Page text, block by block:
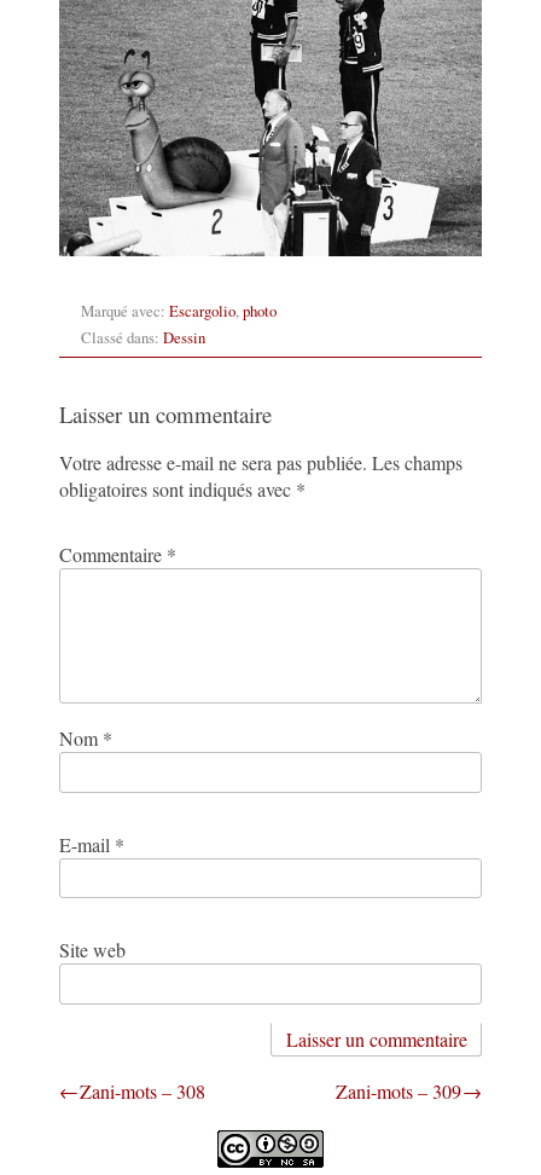
Marqué avec: Escargolio,photo
Classé dans: Dessin
Laisser un commentaire
Votre adresse e-mail ne sera pas publiée. Les champs
obligatoires sont indiqués avec *
Commentaire *
Nom *
E-mail *
Site web
Navigation
Zani-mots – 308 Zani-mots – 309